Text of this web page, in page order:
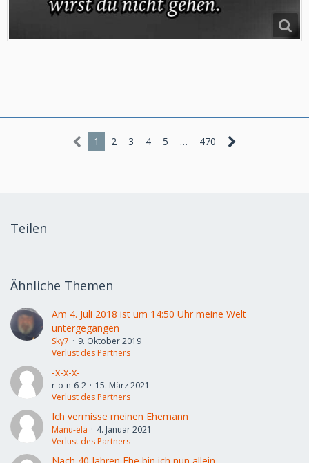
1 2 3 4 5 … 470
Teilen
Ähnliche Themen
Am 4. Juli 2018 ist um 14:50 Uhr meine Welt
untergegangen
Sky7
9. Oktober 2019
Verlust des Partners
-x-x-x-
r-o-n-6-2
15. März 2021
Verlust des Partners
Ich vermisse meinen Ehemann
Manu-ela
4. Januar 2021
Verlust des Partners